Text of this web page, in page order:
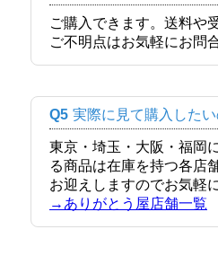
ご購入できます。送料や
ご不明点はお気軽にお問
Q5 実際に見て購入したい
東京・埼玉・大阪・福岡
る商品は在庫を持つ各店
お迎えしますのでお気軽
→ありがとう屋店舗一覧